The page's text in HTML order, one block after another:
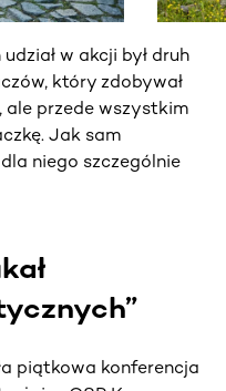
w akcji był druh
który zdobywał
ale przede wszystkim
Jak sam
niego szczególnie
piątkowa konferencja